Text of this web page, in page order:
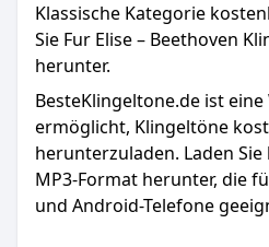
Klassische Kategorie
Sie Fur Elise – Beethoven
herunter.
BesteKlingeltone.de ist eine
ermöglicht, Klingeltöne
herunterzuladen. Laden
MP3-Format herunter, die
und Android-Telefone